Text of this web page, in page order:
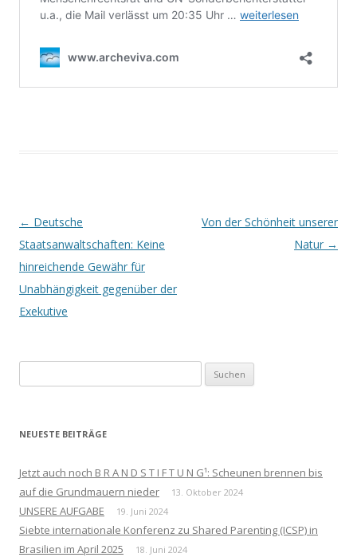
Beitrags-
Navigation
← Deutsche
Staatsanwaltschaften: Keine
hinreichende Gewähr für
Unabhängigkeit gegenüber der
Exekutive
Von der Schönheit unserer
Natur →
nach:
NEUESTE BEITRÄGE
Jetzt auch noch B R A N D S T I F T U N G¹: Scheunen brennen bis
auf die Grundmauern nieder
13. Oktober 2024
UNSERE AUFGABE 19. Juni 2024
Siebte internationale Konferenz zu Shared Parenting (ICSP) in
Brasilien im April 2025
18. Juni 2024